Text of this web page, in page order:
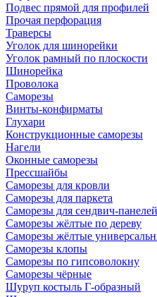
Подвес прямой для профилей
Прочая перфорация
Траверсы
Уголок для шинорейки
Уголок рамный по плоскости
Шинорейка
Проволока
Саморезы
Винты-конфирматы
Глухари
Конструкционные саморезы
Нагели
Оконные саморезы
Прессшайбы
Саморезы для кровли
Саморезы для паркета
Саморезы для сендвич-панелей
Саморезы жёлтые по дереву
Саморезы жёлтые
Саморезы клопы
Саморезы по гипсоволокну
Саморезы чёрные
Шуруп костыль Г-образный